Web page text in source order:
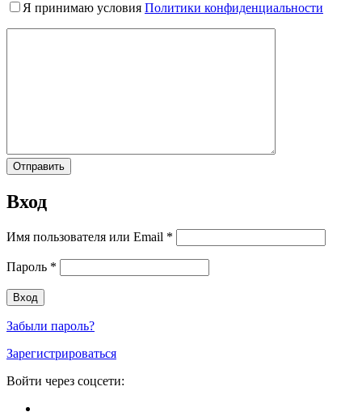
Я принимаю условия Политики конфиденциальности
Вход
Имя пользователя или Email *
Пароль *
Забыли пароль?
Зарегистрироваться
Войти через соцсети: